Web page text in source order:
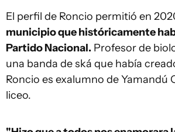
El perfil de Roncio permitió en
municipio que históricamente
Partido Nacional. Profesor de
una banda de ská que había
Roncio es exalumno de Yamandú
liceo.